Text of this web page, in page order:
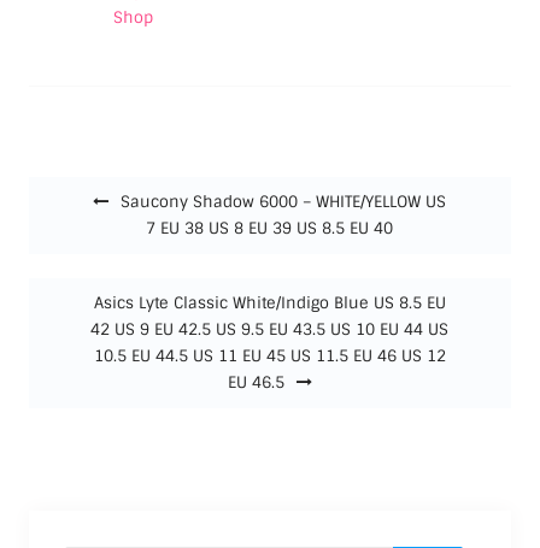
Shop
Saucony Shadow 6000 – WHITE/YELLOW US
7 EU 38 US 8 EU 39 US 8.5 EU 40
Asics Lyte Classic White/Indigo Blue US 8.5 EU
42 US 9 EU 42.5 US 9.5 EU 43.5 US 10 EU 44 US
10.5 EU 44.5 US 11 EU 45 US 11.5 EU 46 US 12
EU 46.5